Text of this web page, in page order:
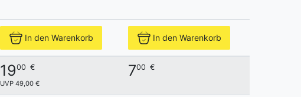
In den Warenkorb In den Warenkorb
1900 €
UVP 49,00 €
700 €